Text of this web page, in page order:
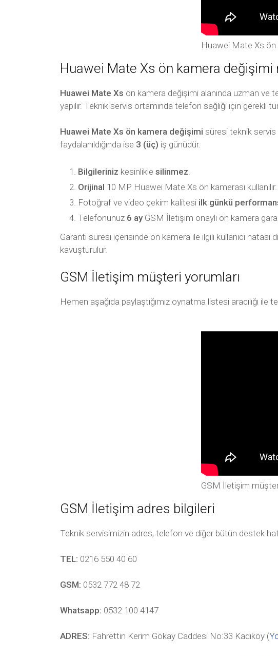
Huawei Mate Xs
Huawei Mate Xs ön kamera değişimi
Huawei Mate Xs ön kamera değişimi alanında uzman ve
yapılır. Teknik servis ortamında telefon sağlığı için gerekli
Huawei Mate Xs ön kamera değişimi süresi teknik
faydalanıldığında ise 3 (üç) iş günüdür.
Bilgileriniz kesinlikle silinmez.
Orijinal 10 MP Huawei Mate Xs ön kamerası kullanılır.
Fotoğraf ve video çekim kalitesi ilk günkü
Telefonunuz 6 ayGSM İletişim onaylı ön kamera
Garanti süresi içerisinde ön kamera ile ilgili kullanıcı
kavuşturulur.
GSM İletişim müşteri yorumları
Hemen aşağıda paylaştığımız oynatma listesi aracılığı
GSM İletişim
GSM İletişim adres bilgileri
Teknik servisimizin adres, telefon ve diğer bütün destek
TEL: 0216 550 40 60
GSM: 0532 772 48 72
Whatsapp: 0532 100 4147
ADRES: Fahrettin Kerim Gökay Caddesi No:33 Kadıköy (